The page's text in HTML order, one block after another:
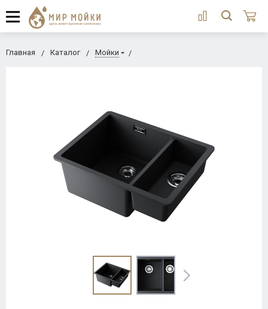
Главная Каталог Мойки